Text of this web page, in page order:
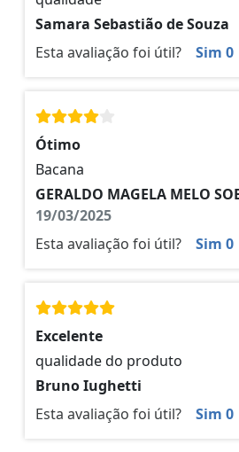
Samara Sebastião de Souza
Esta avaliação foi útil?
Sim 0
Ótimo
Bacana
GERALDO MAGELA MELO
19/03/2025
Esta avaliação foi útil?
Sim 0
Excelente
qualidade do produto
Bruno Iughetti
Esta avaliação foi útil?
Sim 0